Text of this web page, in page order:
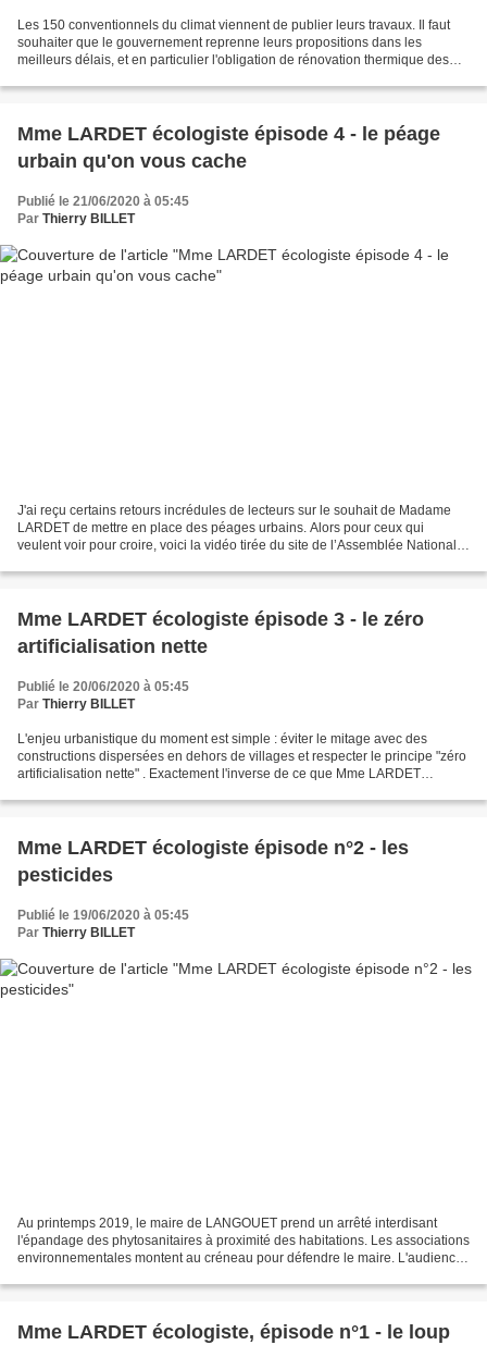
Les 150 conventionnels du climat viennent de publier leurs travaux. Il faut
souhaiter que le gouvernement reprenne leurs propositions dans les
meilleurs délais, et en particulier l'obligation de rénovation thermique des
Mme LARDET écologiste épisode 4 - le péage
urbain qu'on vous cache
Publié le 21/06/2020 à 05:45
Par Thierry BILLET
J'ai reçu certains retours incrédules de lecteurs sur le souhait de Madame
LARDET de mettre en place des péages urbains. Alors pour ceux qui
veulent voir pour croire, voici la vidéo tirée du site de l’Assemblée Nationale
Mme LARDET écologiste épisode 3 - le zéro
artificialisation nette
Publié le 20/06/2020 à 05:45
Par Thierry BILLET
L'enjeu urbanistique du moment est simple : éviter le mitage avec des
constructions dispersées en dehors de villages et respecter le principe "zéro
artificialisation nette" . Exactement l'inverse de ce que Mme LARDET
Mme LARDET écologiste épisode n°2 - les
pesticides
Publié le 19/06/2020 à 05:45
Par Thierry BILLET
Au printemps 2019, le maire de LANGOUET prend un arrêté interdisant
l'épandage des phytosanitaires à proximité des habitations. Les associations
environnementales montent au créneau pour défendre le maire. L'audience
Mme LARDET écologiste, épisode n°1 - le loup